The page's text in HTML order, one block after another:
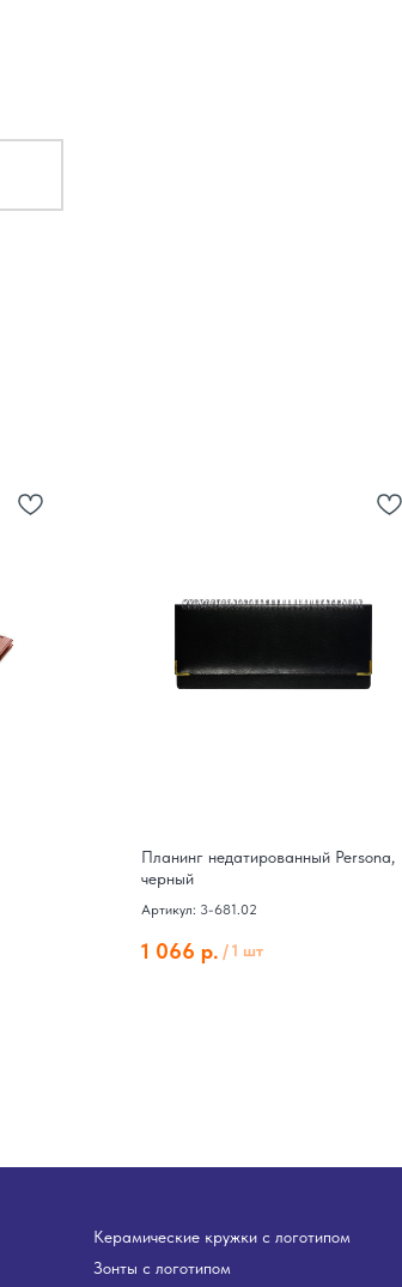
Планинг недатированный Persona,
черный
Артикул: 3-681.02
1 066 р. /1 шт
Керамические кружки с логотипом
Зонты с логотипом